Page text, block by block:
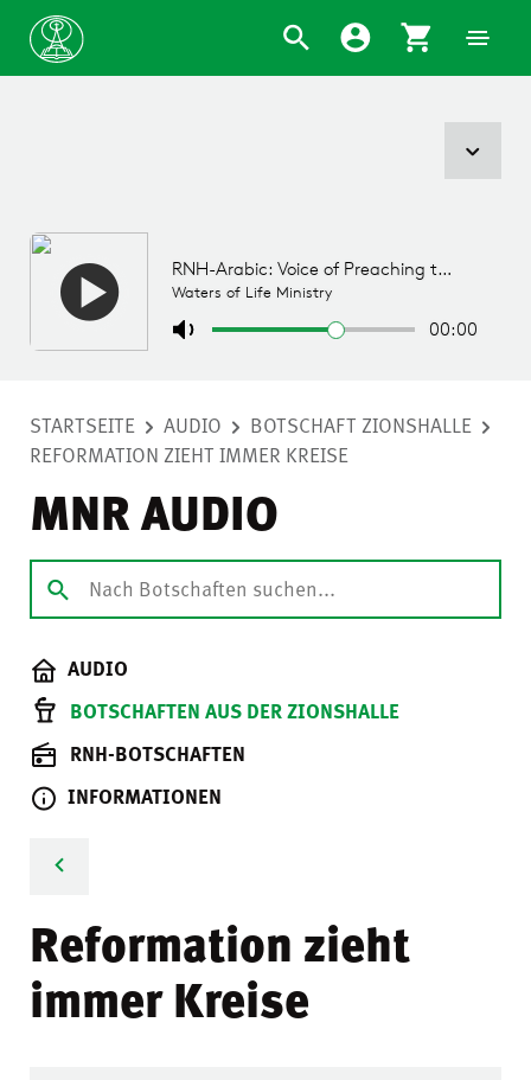
STARTSEITE AUDIO
BOTSCHAFT ZIONSHALLE
REFORMATION ZIEHT IMMER KREISE
MNR AUDIO
AUDIO
BOTSCHAFTEN AUS DER ZIONSHALLE
RNH-BOTSCHAFTEN
INFORMATIONEN
Reformation zieht
immer Kreise